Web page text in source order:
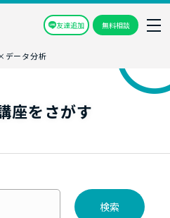
友達追加 無料相談
データ分析
座をさがす
検索